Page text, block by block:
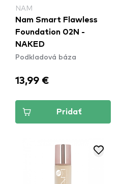
NAM
Nam Smart Flawless
Foundation 02N -
NAKED
Podkladová báza
13,99 €
Pridať